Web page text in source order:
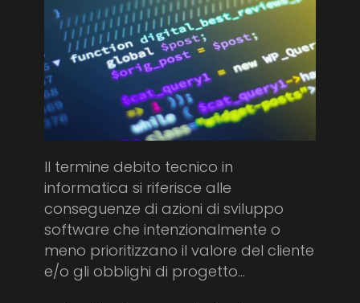
Il termine debito tecnico in
informatica si riferisce alle
conseguenze di azioni di sviluppo
software che intenzionalmente o
meno prioritizzano il valore del cliente
e/o gli obblighi di progetto...